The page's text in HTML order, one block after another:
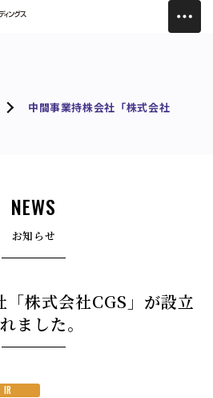
中間事業持株会社「株式会社
NEWS
お知らせ
「株式会社CGS」が設立
ました。
IR